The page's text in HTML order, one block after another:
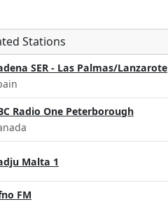
Stations
SER - Las Palmas/Lanzarote
Radio One Peterborough
Malta 1
FM